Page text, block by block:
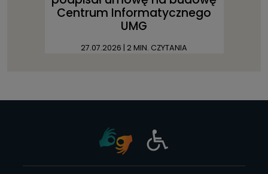
Centrum Informatycznego
UMG
27.07.2026 | 2 MIN. CZYTANIA